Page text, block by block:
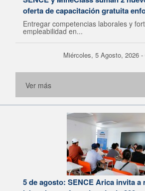
oferta de capacitación gratuita
Entregar competencias laborales y
empleabilidad en...
Miércoles, 5 Agosto, 2026 -
Ver más
5 de agosto: SENCE Arica invita a